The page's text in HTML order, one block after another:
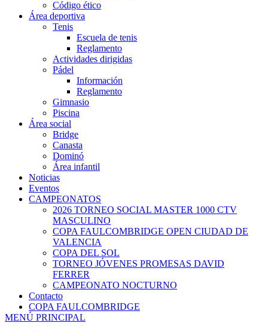
Código ético
Área deportiva
Tenis
Escuela de tenis
Reglamento
Actividades dirigidas
Pádel
Información
Reglamento
Gimnasio
Piscina
Área social
Bridge
Canasta
Dominó
Área infantil
Noticias
Eventos
CAMPEONATOS
2026 TORNEO SOCIAL MASTER 1000 CTV
MASCULINO
COPA FAULCOMBRIDGE OPEN CIUDAD DE
VALENCIA
COPA DEL SOL
TORNEO JÓVENES PROMESAS DAVID
FERRER
CAMPEONATO NOCTURNO
Contacto
COPA FAULCOMBRIDGE
MENÚ PRINCIPAL